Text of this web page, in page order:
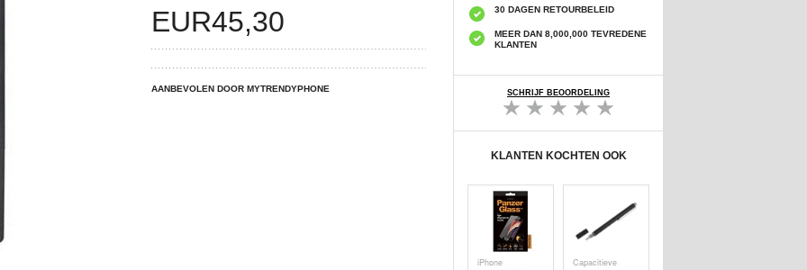
EUR45,30
AANBEVOLEN DOOR MYTRENDYPHONE
30 DAGEN RETOURBELEID
MEER DAN 8,000,000 TEVREDENE
KLANTEN
SCHRIJF BEOORDELING
KLANTEN KOCHTEN OOK
iPhone
Capacitieve